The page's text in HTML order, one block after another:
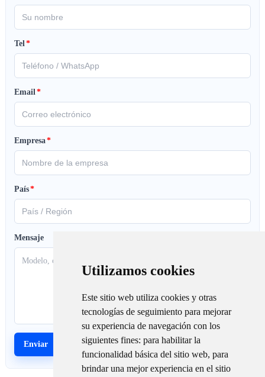
Utilizamos cookies
Este sitio web utiliza cookies y otras
tecnologías de seguimiento para mejorar
su experiencia de navegación con los
siguientes fines: para habilitar la
funcionalidad básica del sitio web, para
brindar una mejor experiencia en el sitio
Tel *
Email *
Empresa*
País*
Mensaje